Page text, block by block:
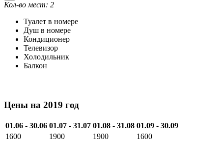
Кол-во мест: 2
Туалет в номере
Душ в номере
Кондиционер
Телевизор
Холодильник
Балкон
Цены на 2019 год
01.06 - 30.06 01.07 - 31.07 01.08 - 31.08 01.09 - 30.09
1600
1900 1900 1600